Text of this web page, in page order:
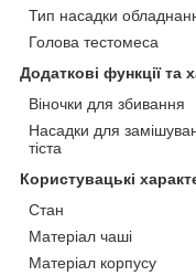
Тип насадки
Голова тестомеса
Додаткові функції та
Віночки для збивання
Насадки для
тіста
Користувацькі
Стан
Матеріал чаші
Матеріал корпусу